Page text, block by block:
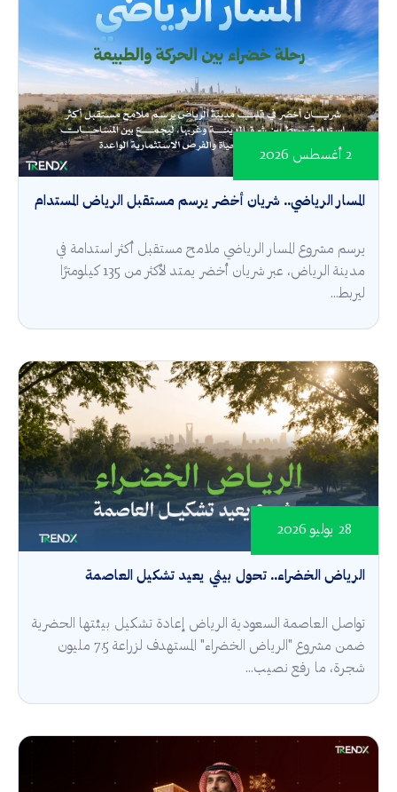
المسار الرياضي.. شريان أخضر يرسم مستقبل الرياض المستدام
2 أغسطس 2026
يرسم مشروع المسار الرياضي ملامح مستقبل أكثر استدامة في
مدينة الرياض، عبر شريان أخضر يمتد لأكثر من 135 كيلومترًا
ليربط...
الرياض الخضراء.. تحول بيئي يعيد تشكيل العاصمة
28 يوليو 2026
تواصل العاصمة السعودية الرياض إعادة تشكيل بيئتها الحضرية
ضمن مشروع "الرياض الخضراء" المستهدف لزراعة 7.5 مليون
شجرة، ما رفع نصيب...